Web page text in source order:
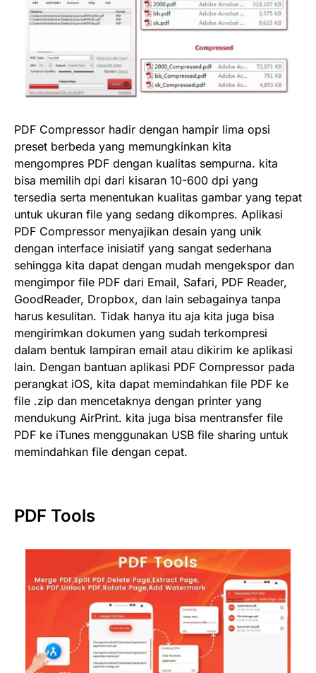
PDF Compressor hadir dengan hampir lima opsi
preset berbeda yang memungkinkan kita
mengompres PDF dengan kualitas sempurna. kita
bisa memilih dpi dari kisaran 10-600 dpi yang
tersedia serta menentukan kualitas gambar yang tepat
untuk ukuran file yang sedang dikompres. Aplikasi
PDF Compressor menyajikan desain yang unik
dengan interface inisiatif yang sangat sederhana
sehingga kita dapat dengan mudah mengekspor dan
mengimpor file PDF dari Email, Safari, PDF Reader,
GoodReader, Dropbox, dan lain sebagainya tanpa
harus kesulitan. Tidak hanya itu aja kita juga bisa
mengirimkan dokumen yang sudah terkompresi
dalam bentuk lampiran email atau dikirim ke aplikasi
lain. Dengan bantuan aplikasi PDF Compressor pada
perangkat iOS, kita dapat memindahkan file PDF ke
file .zip dan mencetaknya dengan printer yang
mendukung AirPrint. kita juga bisa mentransfer file
PDF ke iTunes menggunakan USB file sharing untuk
memindahkan file dengan cepat.
PDF Tools